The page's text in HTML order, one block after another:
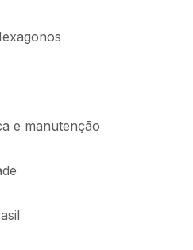
e manutenção